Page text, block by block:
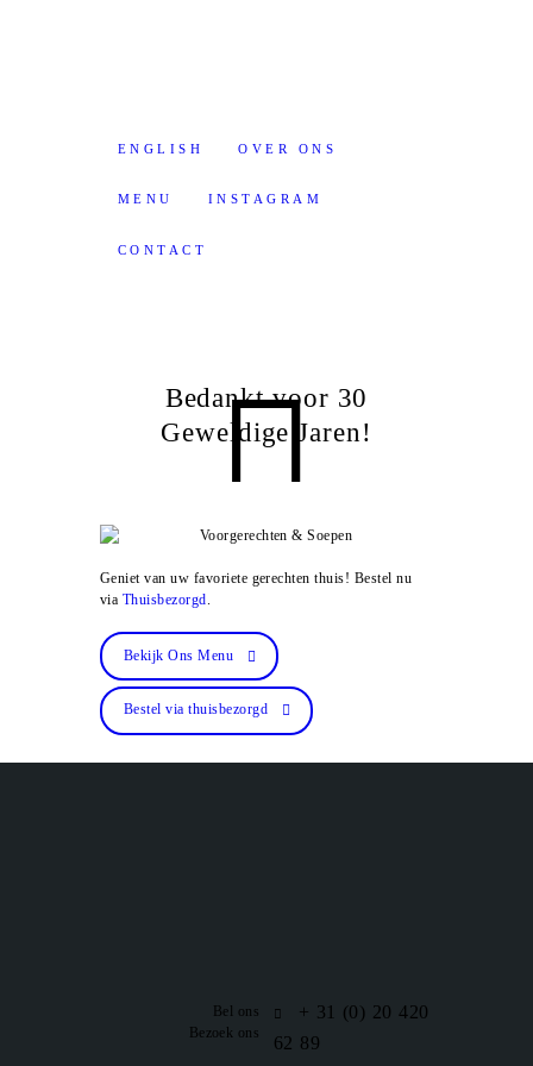
ENGLISH OVER ONS
MENU INSTAGRAM
CONTACT
Bedankt voor 30
Geweldige Jaren!
Geniet van uw favoriete gerechten thuis! Bestel nu
via Thuisbezorgd.
Bekijk Ons Menu
Bestel via thuisbezorgd
+ 31 (0) 20 420
62 89
Bel ons
Bezoek ons